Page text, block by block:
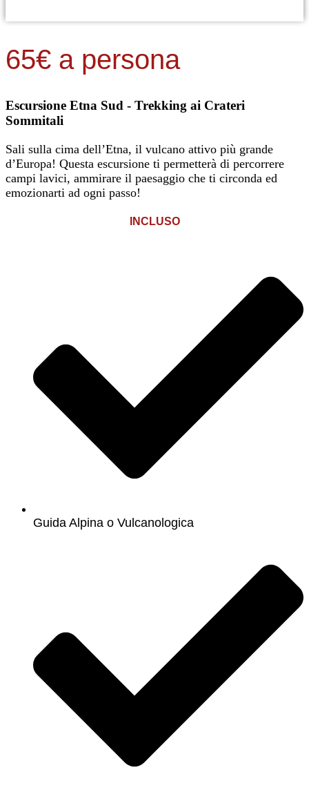
65€ a persona
Escursione Etna Sud - Trekking ai Crateri
Sommitali
Sali sulla cima dell’Etna, il vulcano attivo più grande
d’Europa! Questa escursione ti permetterà di percorrere
campi lavici, ammirare il paesaggio che ti circonda ed
emozionarti ad ogni passo!
INCLUSO
Guida Alpina o Vulcanologica